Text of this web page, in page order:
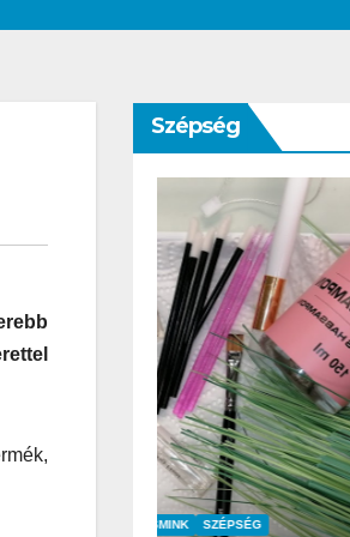
Szépség
CSAJOK SZÉPSÉG